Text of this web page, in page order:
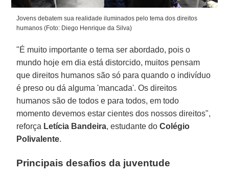
Jovens debatem sua realidade iluminados pelo tema dos direitos
humanos (Foto: Diego Henrique da Silva)
"É muito importante o tema ser abordado, pois o
mundo hoje em dia está distorcido, muitos pensam
que direitos humanos são só para quando o indivíduo
é preso ou dá alguma 'mancada'. Os direitos
humanos são de todos e para todos, em todo
momento devemos estar cientes dos nossos direitos",
reforça Letícia Bandeira, estudante do Colégio
Polivalente.
Principais desafios da juventude